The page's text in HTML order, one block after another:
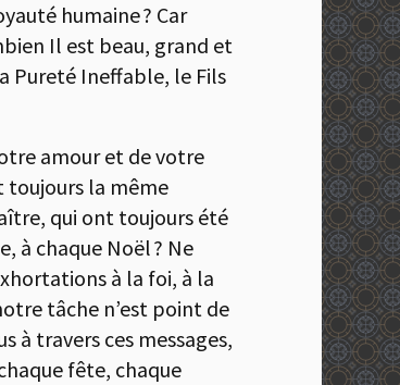
humaine ? Car
Il est beau, grand et
Pureté Ineffable, le Fils
amour et de votre
toujours la même
qui ont toujours été
à chaque Noël ? Ne
à la foi, à la
tâche n’est point de
à travers ces messages,
fête, chaque